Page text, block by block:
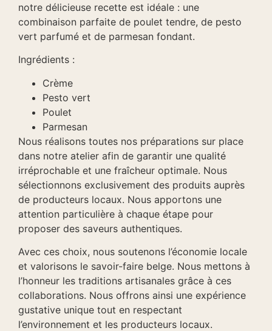
notre délicieuse recette est idéale : une
combinaison parfaite de poulet tendre, de pesto
vert parfumé et de parmesan fondant.
Ingrédients :
Crème
Pesto vert
Poulet
Parmesan
Nous réalisons toutes nos préparations sur place
dans notre atelier afin de garantir une qualité
irréprochable et une fraîcheur optimale. Nous
sélectionnons exclusivement des produits auprès
de producteurs locaux. Nous apportons une
attention particulière à chaque étape pour
proposer des saveurs authentiques.
Avec ces choix, nous soutenons l’économie locale
et valorisons le savoir-faire belge. Nous mettons à
l’honneur les traditions artisanales grâce à ces
collaborations. Nous offrons ainsi une expérience
gustative unique tout en respectant
l’environnement et les producteurs locaux.